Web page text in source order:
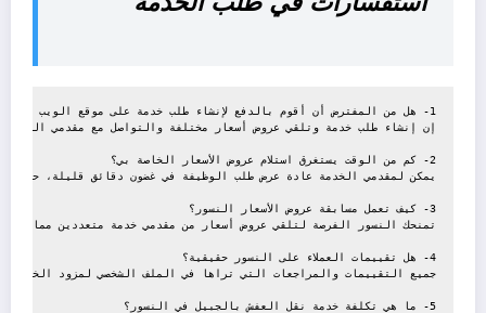
1- هل من المفترض أن أقوم بالدفع لإنشاء طلب خدمة على موقع الويب الخاص بك؟
إن إنشاء طلب خدمة وتلقي عروض أسعار مختلفة والتواصل مع مقدمي
2- كم من الوقت يستغرق استلام عروض الأسعار الخاصة بي؟
يمكن لمقدمي الخدمة عادة عرض طلب الوظيفة في غضون دقائق قليلة، حتى 3 ساعات. في غضون ذلك، نهدف إلى تزويد أفضل الأسعار. ستتم إعادة توجيه عروض الأسعار إليك عبر البريد الإلكتروني والرسائل النصية القصيرة. بمجرد استلامك إشعار "تم استلام عرض أسعار"، يمكنك تسجيل الدخول إلى الموقع والاطلاع على عروض الأسعار واختيار السعر الذي تعتقد أنه الأفضل لك.
3- كيف تعمل مسابقة عروض الأسعار النسور؟
تمنحك النسور الفرصة لتلقي عروض أسعار من مقدمي خدمة متعددين مما
4- هل تقييمات العملاء على النسور حقيقية؟
جميع التقييمات والمراجعات التي تراها في الملف الشخصي لمزود
5- ما هي تكلفة خدمة نقل العفش بالجبيل في النسور؟